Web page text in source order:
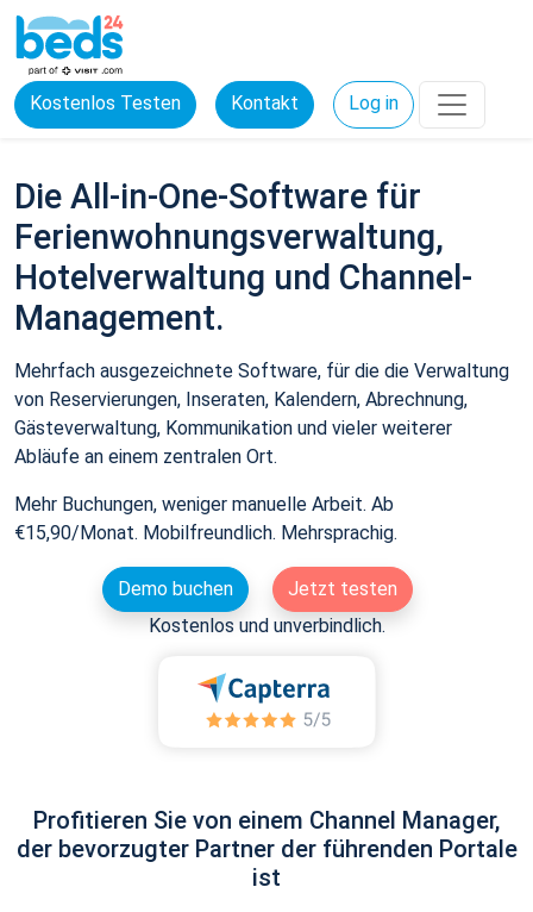
Kostenlos Testen Kontakt Log in
Die All-in-One-Software für
Ferienwohnungsverwaltung,
Hotelverwaltung und Channel-
Management.
Mehrfach ausgezeichnete Software, für die die Verwaltung
von Reservierungen, Inseraten, Kalendern, Abrechnung,
Gästeverwaltung, Kommunikation und vieler weiterer
Abläufe an einem zentralen Ort.
Mehr Buchungen, weniger manuelle Arbeit. Ab
€15,90/Monat. Mobilfreundlich. Mehrsprachig.
Demo buchen
Jetzt testen
Kostenlos und unverbindlich.
Profitieren Sie von einem Channel Manager,
der bevorzugter Partner der führenden Portale
ist